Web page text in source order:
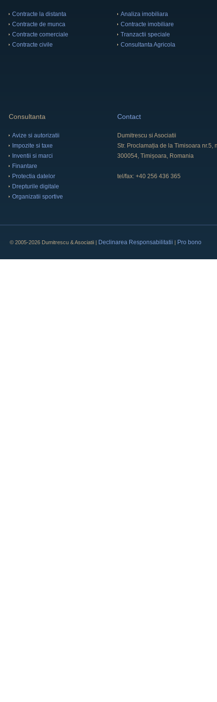
Contracte la distanta
Contracte de munca
Contracte comerciale
Contracte civile
Analiza imobiliara
Contracte imobiliare
Tranzactii speciale
Consultanta Agricola
Consultanta
Avize si autorizatii
Impozite si taxe
Inventii si marci
Finantare
Protectia datelor
Drepturile digitale
Organizatii sportive
Contact
Dumitrescu si Asociatii
Str. Proclamația de la Timisoara nr.5,
300054, Timișoara, Romania
tel/fax: +40 256 436 365
© 2005-2026 Dumitrescu & Asociatii | Declinarea Responsabilitatii | Pro bono